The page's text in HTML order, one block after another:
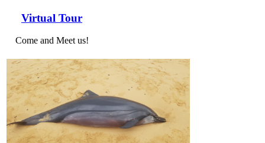
Virtual Tour
Come and Meet us!